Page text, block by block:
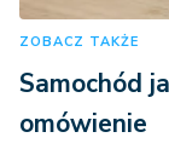
ZOBACZ TAKŻE
Samochód
omówienie